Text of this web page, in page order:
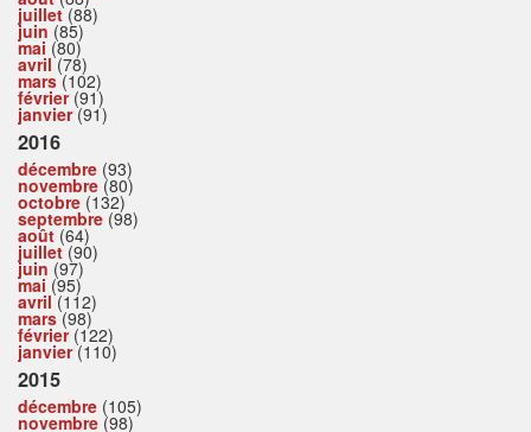
juillet(88)
juin (85)
mai (80)
avril(78)
mars(102)
février(91)
janvier(91)
2016
décembre (93)
novembre (80)
octobre (132)
septembre (98)
août (64)
juillet(90)
juin (97)
mai (95)
avril(112)
mars(98)
février(122)
janvier(110)
2015
décembre (105)
novembre (98)